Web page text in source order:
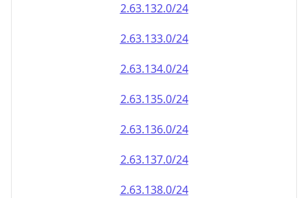
2.63.132.0/24
2.63.133.0/24
2.63.134.0/24
2.63.135.0/24
2.63.136.0/24
2.63.137.0/24
2.63.138.0/24